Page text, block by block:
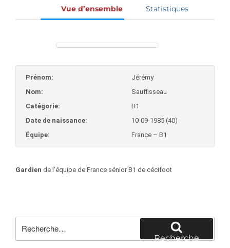
Vue d’ensemble Statistiques
Prénom:
Jérémy
Nom:
Sauffisseau
Catégorie:
B1
Date de naissance:
10-09-1985 (40)
Équipe:
France – B1
Gardien de l'équipe de France sénior B1 de cécifoot
pour
Recherche